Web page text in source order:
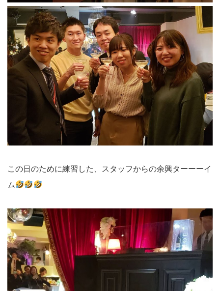
この日のために練習した、スタッフからの余興ターーーイ
ム